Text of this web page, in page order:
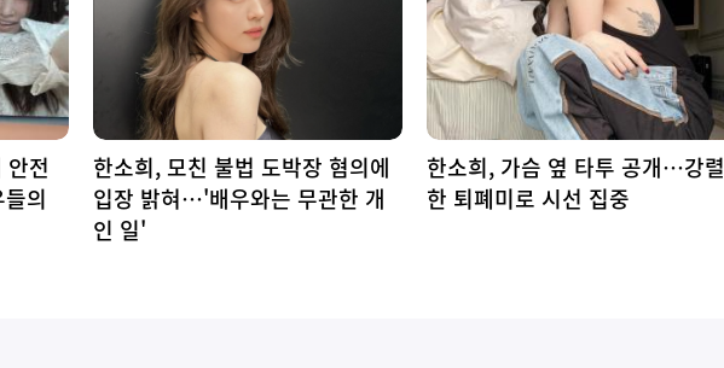
안전
의
한소희, 모친 불법 도박장 혐의에
입장 밝혀…'배우와는 무관한 개
인 일'
한소희, 가슴 옆 타투 공개…강렬
한 퇴폐미로 시선 집중